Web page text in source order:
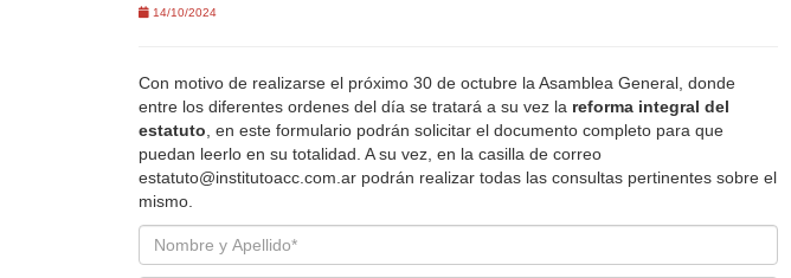
14/10/2024
Con motivo de realizarse el próximo 30 de octubre la Asamblea General, donde
entre los diferentes ordenes del día se tratará a su vez la reforma integral del
estatuto , en este formulario podrán solicitar el documento completo para que
puedan leerlo en su totalidad. A su vez, en la casilla de correo
estatuto@institutoacc.com.ar podrán realizar todas las consultas pertinentes sobre el
mismo.